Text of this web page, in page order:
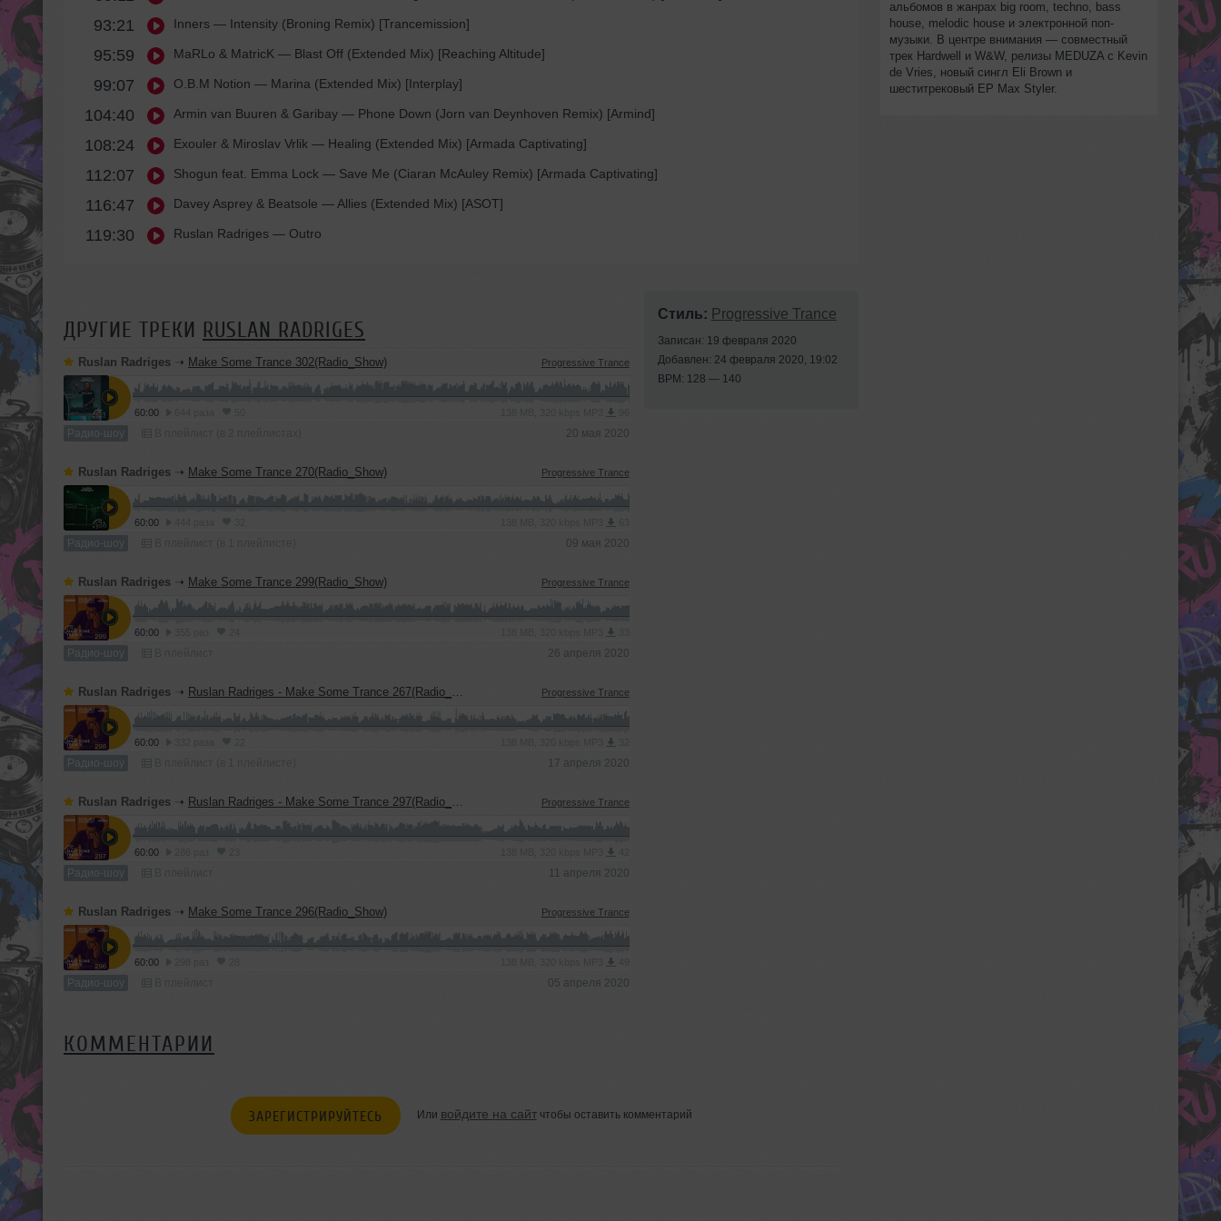
93:21 Inners — Intensity (Broning Remix) [Trancemission]
95:59 MaRLo & MatricK — Blast Off (Extended Mix) [Reaching Altitude]
99:07 O.B.M Notion — Marina (Extended Mix) [Interplay]
104:40 Armin van Buuren & Garibay — Phone Down (Jorn van Deynhoven Remix) [Armind]
108:24 Exouler & Miroslav Vrlik — Healing (Extended Mix) [Armada Captivating]
112:07 Shogun feat. Emma Lock — Save Me (Ciaran McAuley Remix) [Armada Captivating]
116:47 Davey Asprey & Beatsole — Allies (Extended Mix) [ASOT]
119:30 Ruslan Radriges — Outro
ДРУГИЕ ТРЕКИ RUSLAN RADRIGES
Ruslan Radriges ➝ Make Some Trance 302(Radio_Show) Progressive Trance
60:00
Радио-шоу 20 мая 2020
Ruslan Radriges ➝ Make Some Trance 270(Radio_Show) Progressive Trance
60:00
Радио-шоу 09 мая 2020
Ruslan Radriges ➝ Make Some Trance 299(Radio_Show) Progressive Trance
60:00
Радио-шоу 26 апреля 2020
Ruslan Radriges ➝ Ruslan Radriges - Make Some Trance 267(Radio_Show) Progressive Trance
60:00
Радио-шоу 17 апреля 2020
Ruslan Radriges ➝ Ruslan Radriges - Make Some Trance 297(Radio_Show) Progressive Trance
60:00
Радио-шоу 11 апреля 2020
Ruslan Radriges ➝ Make Some Trance 296(Radio_Show) Progressive Trance
60:00
Радио-шоу 05 апреля 2020
Стиль: Progressive Trance
Записан: 19 февраля 2020
Добавлен: 24 февраля 2020, 19:02
BPM: 128 — 140
КОММЕНТАРИИ
ЗАРЕГИСТРИРУЙТЕСЬ Или войдите на сайтчтобы оставить комментарий
альбомов в жанрах big room, techno, bass
house, melodic house и электронной поп-
музыки. В центре внимания — совместный
трек Hardwell и W&W, релизы MEDUZA с Kevin
de Vries, новый сингл Eli Brown и
шеститрековый EP Max Styler.